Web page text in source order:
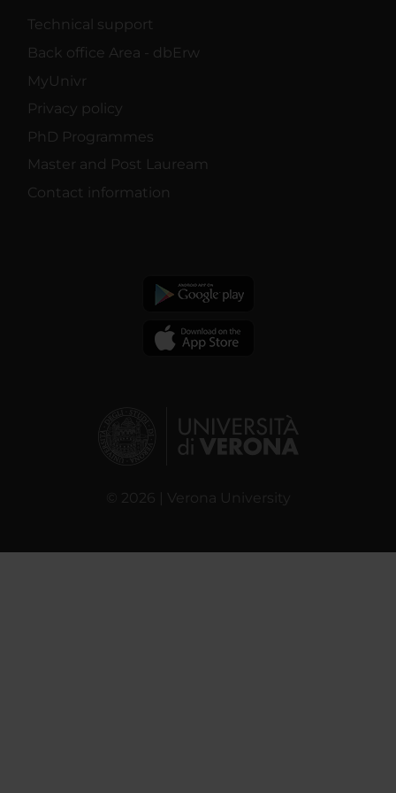
Technical support
Back office Area - dbErw
MyUnivr
Privacy policy
PhD Programmes
Master and Post Lauream
Contact information
© 2026 | Verona University